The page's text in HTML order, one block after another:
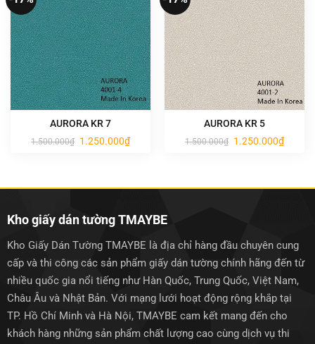
AURORA KR 7
1.500.000₫ Giá
gốc
1.250.000₫Giá
hiện
AURORA KR 5
1.500.000₫ Giá
gốc
1.250.000₫Giá
hiện
Kho giấy dán tường TMAYBE
Kho Giấy Dán Tường TMAYBE là địa chỉ hàng đầu chuyên cung
cấp và thi công các sản phẩm giấy dán tường chính hãng đến từ
nhiều quốc gia nổi tiếng như Hàn Quốc, Trung Quốc, Việt Nam,
Châu Âu và Nhật Bản. Với mạng lưới hoạt động rộng khắp tại
TP. Hồ Chí Minh và Hà Nội, TMAYBE cam kết mang đến cho
khách hàng những sản phẩm chất lượng cao cùng dịch vụ thi